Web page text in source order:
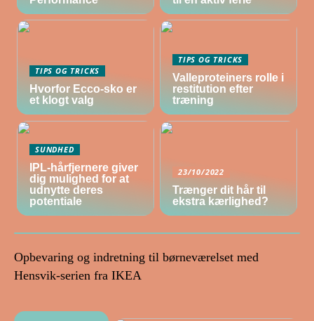
TIPS OG TRICKS
Hvorfor Ecco-sko er
et klogt valg
TIPS OG TRICKS
Valleproteiners rolle i
restitution efter
træning
SUNDHED
IPL-hårfjernere giver
dig mulighed for at
udnytte deres
potentiale
23/10/2022
Trænger dit hår til
ekstra kærlighed?
Opbevaring og indretning til børneværelset med
Hensvik-serien fra IKEA